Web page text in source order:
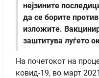
нејзините
да се борите
изложите.
заштитува луѓето
На почетокот на
ковид-19, во март